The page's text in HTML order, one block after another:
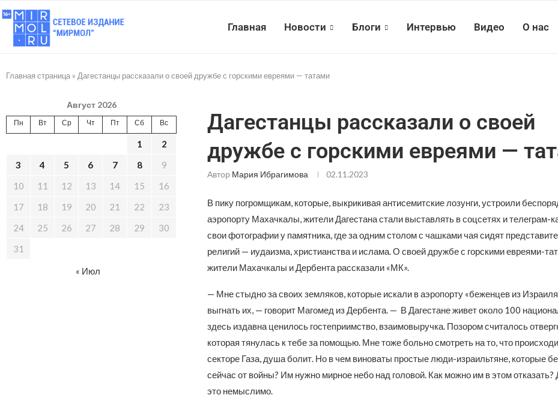
Главная Новости Блоги Интервью Видео О нас
Главная страница » Дагестанцы рассказали о своей дружбе с горскими евреями — татами
Дагестанцы рассказали о своей
дружбе с горскими евреями —
Автор Мария Ибрагимова 02.11.2023
В пику погромщикам, которые, выкрикивая антисемитские лозунги, устроили
аэропорту Махачкалы, жители Дагестана стали выставлять в соцсетях и телеграм-
свои фотографии у памятника, где за одним столом с чашками чая сидят
религий — иудаизма, христианства и ислама. О своей дружбе с горскими евреями-
жители Махачкалы и Дербента рассказали «МК».
— Мне стыдно за своих земляков, которые искали в аэропорту «беженцев из
выгнать их, — говорит Магомед из Дербента. — В Дагестане живет около 100
здесь издавна ценилось гостеприимство, взаимовыручка. Позором считалось
которая тянулась к тебе за помощью. Мне тоже больно смотреть на то, что
секторе Газа, душа болит. Но в чем виноваты простые люди-израильтяне, которые
сейчас от войны? Им нужно мирное небо над головой. Как можно им в этом отказать?
это немыслимо.
Август 2026
Пн Вт Ср Чт Пт Сб Вс
1
2
3
4 5 6 7 8
9
10
11 12 13 14 15
16
17
18 19 20 21 22
23
24
25 26 27 28 29
30
31
« Июл